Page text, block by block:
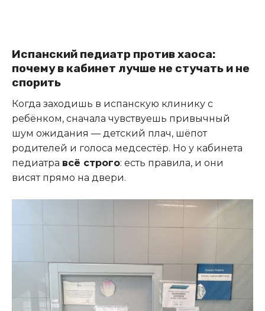
Испанский педиатр против хаоса:
почему в кабинет лучше не стучать и не
спорить
Когда заходишь в испанскую клинику с
ребёнком, сначала чувствуешь привычный
шум ожидания — детский плач, шёпот
родителей и голоса медсестёр. Но у кабинета
педиатра всё строго: есть правила, и они
висят прямо на двери.